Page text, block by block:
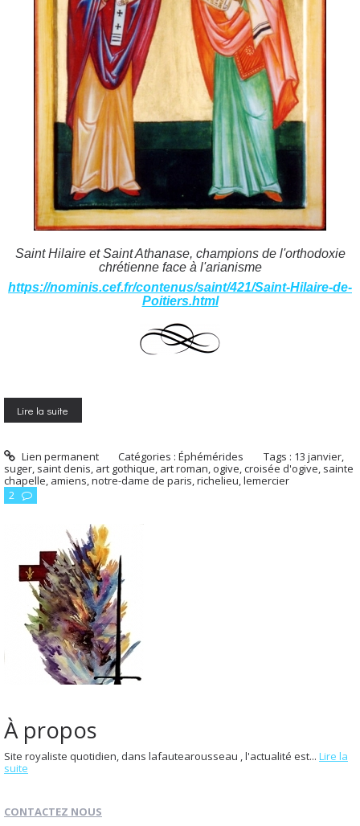
Saint Hilaire et Saint Athanase, champions de l'orthodoxie
chrétienne face à l'arianisme
https://nominis.cef.fr/contenus/saint/421/Saint-Hilaire-de-
Poitiers.html
Lire la suite
Lien permanent Catégories :Éphémérides Tags : 13 janvier,
suger, saint denis, art gothique, art roman, ogive,croisée d'ogive, sainte
chapelle, amiens,notre-dame de paris,richelieu,lemercier
2
À propos
Site royaliste quotidien, dans lafautearousseau , l'actualité est... Lire la
suite
CONTACTEZ NOUS